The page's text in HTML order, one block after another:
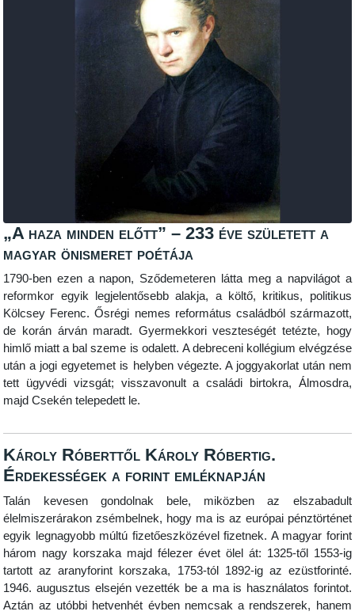
„A haza minden előtt” – 233 éve született a
magyar önismeret poétája
1790-ben ezen a napon, Sződemeteren látta meg a napvilágot a
reformkor egyik legjelentősebb alakja, a költő, kritikus, politikus
Kölcsey Ferenc. Ősrégi nemes református családból származott,
de korán árván maradt. Gyermekkori veszteségét tetézte, hogy
himlő miatt a bal szeme is odalett. A debreceni kollégium elvégzése
után a jogi egyetemet is helyben végezte. A joggyakorlat után nem
tett ügyvédi vizsgát; visszavonult a családi birtokra, Álmosdra,
majd Csekén telepedett le.
Károly Róberttől Károly Róbertig.
Érdekességek a forint emléknapján
Talán kevesen gondolnak bele, miközben az elszabadult
élelmiszerárakon zsémbelnek, hogy ma is az európai pénztörténet
egyik legnagyobb múltú fizetőeszközével fizetnek. A magyar forint
három nagy korszaka majd félezer évet ölel át: 1325-től 1553-ig
tartott az aranyforint korszaka, 1753-tól 1892-ig az ezüstforinté.
1946. augusztus elsején vezették be a ma is használatos forintot.
Aztán az utóbbi hetvenhét évben nemcsak a rendszerek, hanem